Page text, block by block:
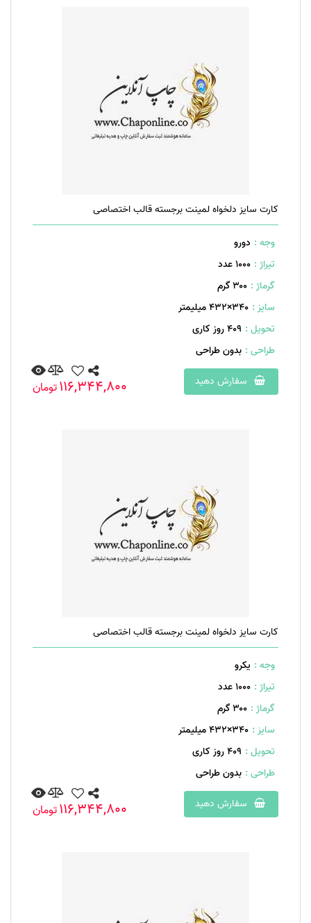
کارت سایز دلخواه لمینت برجسته قالب اختصاصی
وجه : دورو
تیراژ : 1000 عدد
گرماژ : ۳۰۰ گرم
سایز : 340×432 میلیمتر
تحویل : 409 روز کاری
طراحی : بدون طراحی
سفارش دهید
116,344,800تومان
کارت سایز دلخواه لمینت برجسته قالب اختصاصی
وجه : یکرو
تیراژ : 1000 عدد
گرماژ : ۳۰۰ گرم
سایز : 340×432 میلیمتر
تحویل : 409 روز کاری
طراحی : بدون طراحی
سفارش دهید
116,344,800تومان